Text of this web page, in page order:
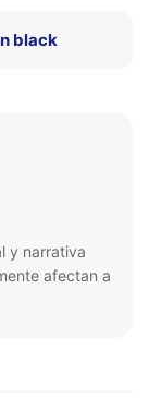
black
y narrativa
afectan a